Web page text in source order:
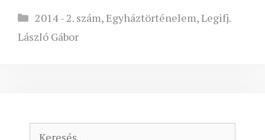
Kategória
2014 - 2. szám,Egyháztörténelem,Legifj.
László Gábor
Keresés: